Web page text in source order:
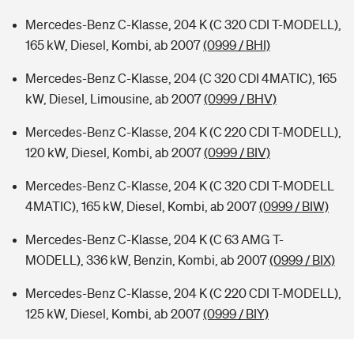
Mercedes-Benz C-Klasse, 204 K (C 320 CDI T-MODELL),
165 kW, Diesel, Kombi, ab 2007(0999 / BHI)
Mercedes-Benz C-Klasse, 204 (C 320 CDI 4MATIC), 165
kW, Diesel, Limousine, ab 2007(0999 / BHV)
Mercedes-Benz C-Klasse, 204 K (C 220 CDI T-MODELL),
120 kW, Diesel, Kombi, ab 2007(0999 / BIV)
Mercedes-Benz C-Klasse, 204 K (C 320 CDI T-MODELL
4MATIC), 165 kW, Diesel, Kombi, ab 2007(0999 / BIW)
Mercedes-Benz C-Klasse, 204 K (C 63 AMG T-
MODELL), 336 kW, Benzin, Kombi, ab 2007(0999 / BIX)
Mercedes-Benz C-Klasse, 204 K (C 220 CDI T-MODELL),
125 kW, Diesel, Kombi, ab 2007(0999 / BIY)